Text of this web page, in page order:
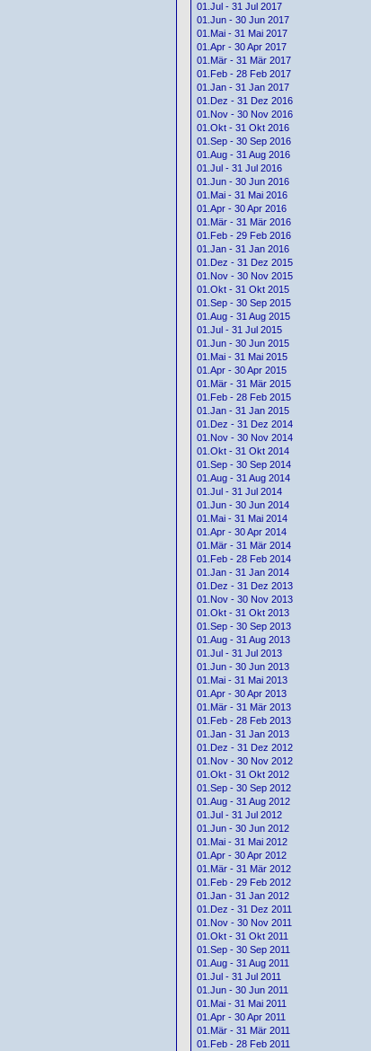
01.Jul - 31 Jul 2017
01.Jun - 30 Jun 2017
01.Mai - 31 Mai 2017
01.Apr - 30 Apr 2017
01.Mär - 31 Mär 2017
01.Feb - 28 Feb 2017
01.Jan - 31 Jan 2017
01.Dez - 31 Dez 2016
01.Nov - 30 Nov 2016
01.Okt - 31 Okt 2016
01.Sep - 30 Sep 2016
01.Aug - 31 Aug 2016
01.Jul - 31 Jul 2016
01.Jun - 30 Jun 2016
01.Mai - 31 Mai 2016
01.Apr - 30 Apr 2016
01.Mär - 31 Mär 2016
01.Feb - 29 Feb 2016
01.Jan - 31 Jan 2016
01.Dez - 31 Dez 2015
01.Nov - 30 Nov 2015
01.Okt - 31 Okt 2015
01.Sep - 30 Sep 2015
01.Aug - 31 Aug 2015
01.Jul - 31 Jul 2015
01.Jun - 30 Jun 2015
01.Mai - 31 Mai 2015
01.Apr - 30 Apr 2015
01.Mär - 31 Mär 2015
01.Feb - 28 Feb 2015
01.Jan - 31 Jan 2015
01.Dez - 31 Dez 2014
01.Nov - 30 Nov 2014
01.Okt - 31 Okt 2014
01.Sep - 30 Sep 2014
01.Aug - 31 Aug 2014
01.Jul - 31 Jul 2014
01.Jun - 30 Jun 2014
01.Mai - 31 Mai 2014
01.Apr - 30 Apr 2014
01.Mär - 31 Mär 2014
01.Feb - 28 Feb 2014
01.Jan - 31 Jan 2014
01.Dez - 31 Dez 2013
01.Nov - 30 Nov 2013
01.Okt - 31 Okt 2013
01.Sep - 30 Sep 2013
01.Aug - 31 Aug 2013
01.Jul - 31 Jul 2013
01.Jun - 30 Jun 2013
01.Mai - 31 Mai 2013
01.Apr - 30 Apr 2013
01.Mär - 31 Mär 2013
01.Feb - 28 Feb 2013
01.Jan - 31 Jan 2013
01.Dez - 31 Dez 2012
01.Nov - 30 Nov 2012
01.Okt - 31 Okt 2012
01.Sep - 30 Sep 2012
01.Aug - 31 Aug 2012
01.Jul - 31 Jul 2012
01.Jun - 30 Jun 2012
01.Mai - 31 Mai 2012
01.Apr - 30 Apr 2012
01.Mär - 31 Mär 2012
01.Feb - 29 Feb 2012
01.Jan - 31 Jan 2012
01.Dez - 31 Dez 2011
01.Nov - 30 Nov 2011
01.Okt - 31 Okt 2011
01.Sep - 30 Sep 2011
01.Aug - 31 Aug 2011
01.Jul - 31 Jul 2011
01.Jun - 30 Jun 2011
01.Mai - 31 Mai 2011
01.Apr - 30 Apr 2011
01.Mär - 31 Mär 2011
01.Feb - 28 Feb 2011